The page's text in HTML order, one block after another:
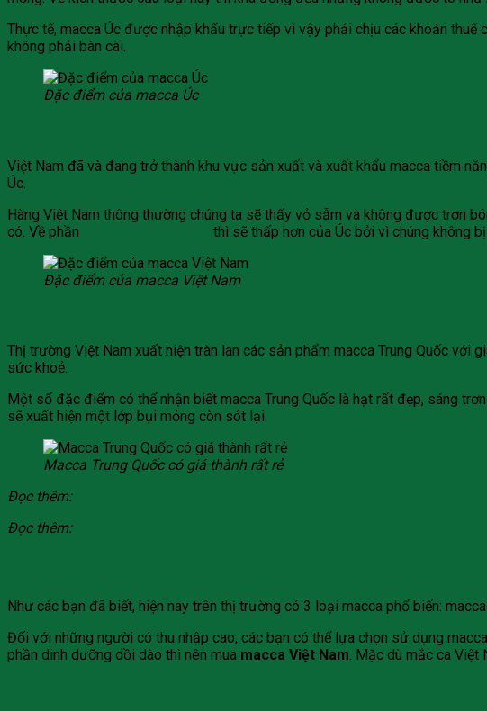
Thực tế, macca Úc được nhập khẩu trực tiếp vì vậy phải chịu các khoản
không phải bàn cãi.
Đặc điểm của macca Úc
Việt Nam đã và đang trở thành khu vực sản xuất và xuất khẩu macca tiềm
Úc.
Hàng Việt Nam thông thường chúng ta sẽ thấy vỏ sẫm và không được trơn
có. Về phần
thì sẽ thấp hơn của Úc bởi vì chúng không
Đặc điểm của macca Việt Nam
Thị trường Việt Nam xuất hiện tràn lan các sản phẩm macca Trung Quốc với
sức khoẻ.
Một số đặc điểm có thể nhận biết macca Trung Quốc là hạt rất đẹp, sáng
sẽ xuất hiện một lớp bụi mỏng còn sót lại.
Macca Trung Quốc có giá thành rất rẻ
Đọc thêm:Phân biệt macca Việt Nam và macca Trung Quốc
Đọc thêm:
Như các bạn đã biết, hiện nay trên thị trường có 3 loại macca phổ biến:
Đối với những người có thu nhập cao, các bạn có thể lựa chọn sử dụng
phần dinh dưỡng dồi dào thì nên mua macca Việt Nam. Mặc dù mắc ca Việt